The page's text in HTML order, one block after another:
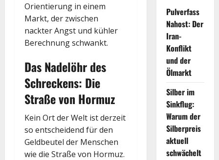
Orientierung in einem
Markt, der zwischen
nackter Angst und kühler
Berechnung schwankt.
Das Nadelöhr des
Schreckens: Die
Straße von Hormuz
Kein Ort der Welt ist derzeit
so entscheidend für den
Geldbeutel der Menschen
wie die Straße von Hormuz.
Pulverfass
Nahost: Der
Iran-
Konflikt
und der
Ölmarkt
Silber im
Sinkflug:
Warum der
Silberpreis
aktuell
schwächelt